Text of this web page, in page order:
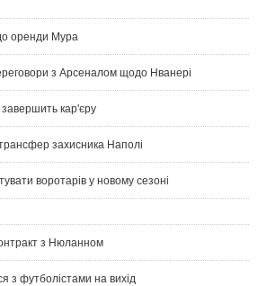
оренди Мура
з Арсеналом щодо Нванері
кар'єру
захисника Наполі
воротарів у новому сезоні
з Нюланном
з футболістами на вихід